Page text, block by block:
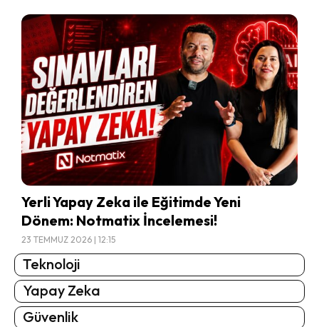
Yerli Yapay Zeka ile Eğitimde Yeni
Dönem: Notmatix İncelemesi!
23 TEMMUZ 2026 | 12:15
Teknoloji
Yapay Zeka
Güvenlik